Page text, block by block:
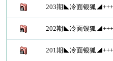
203期◣冷面银狐
202期◣冷面银狐
201期◣冷面银狐